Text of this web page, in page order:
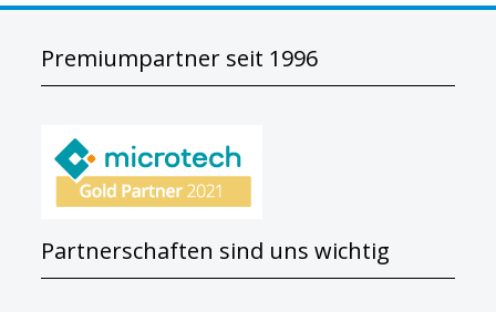
Premiumpartner seit 1996
Partnerschaften sind uns wichtig